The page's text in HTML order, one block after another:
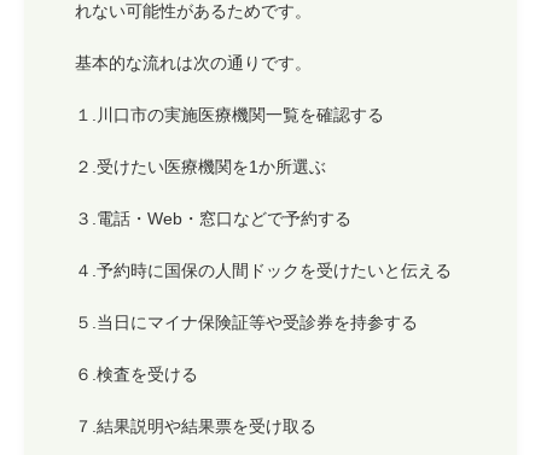
れない可能性があるためです。
基本的な流れは次の通りです。
１.川口市の実施医療機関一覧を確認する
２.受けたい医療機関を1か所選ぶ
３.電話・Web・窓口などで予約する
４.予約時に国保の人間ドックを受けたいと伝える
５.当日にマイナ保険証等や受診券を持参する
６.検査を受ける
７.結果説明や結果票を受け取る